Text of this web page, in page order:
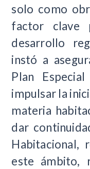
solo como
factor clave
desarrollo
instó a
Plan
impulsar la
materia
dar
Habitacional,
este ámbito,